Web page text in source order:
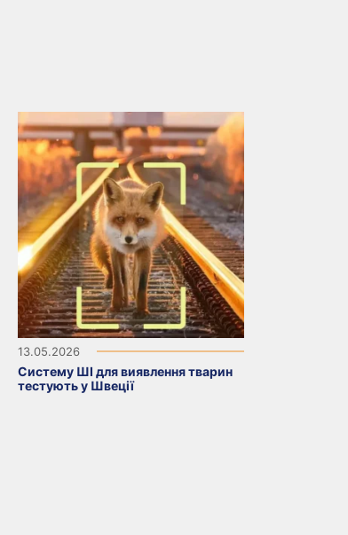
13.05.2026
Систему ШІ для виявлення тварин
тестують у Швеції